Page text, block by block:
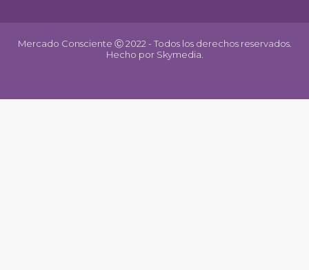
Mercado Consciente Ⓒ 2022 - Todos los derechos reservados.
Hecho por Skymedia.